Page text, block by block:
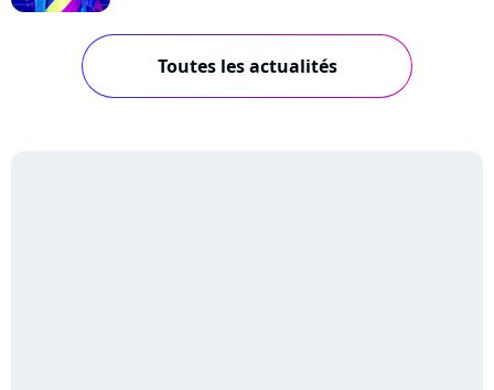
Toutes les actualités